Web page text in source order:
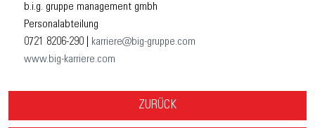
b.i.g. gruppe management gmbh
Personalabteilung
0721 8206-290 |
karriere@big-gruppe.com
www.big-karriere.com
ZURÜCK